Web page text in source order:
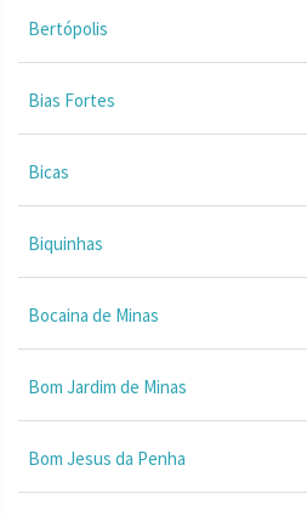
Bertópolis
Bias Fortes
Bicas
Biquinhas
Bocaina de Minas
Bom Jardim de Minas
Bom Jesus da Penha